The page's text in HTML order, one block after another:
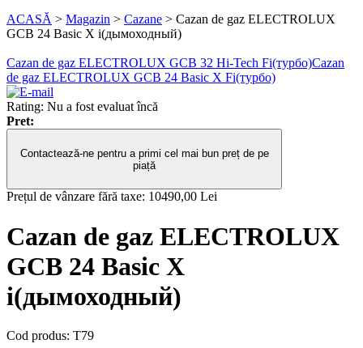
ACASĂ > Magazin > Cazane > Cazan de gaz ELECTROLUX
GCB 24 Basic X i(дымоходный)
Cazan de gaz ELECTROLUX GCB 32 Hi-Tech Fi(турбо)Cazan
de gaz ELECTROLUX GCB 24 Basic X Fi(турбо)
Rating: Nu a fost evaluat încă
Pret:
Contactează-ne pentru a primi cel mai bun preț de pe
piață
Prețul de vânzare fără taxe: 10490,00 Lei
Cazan de gaz ELECTROLUX
GCB 24 Basic X
i(дымоходный)
Cod produs: T79